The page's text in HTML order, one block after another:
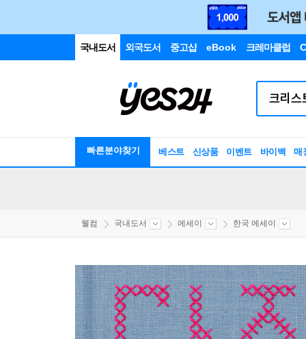
국내도서 외국도서 중고샵 eBook 크레마클럽
빠른분야찾기 베스트 신상품 이벤트 바이백 매
웰컴 국내도서 에세이 한국 에세이